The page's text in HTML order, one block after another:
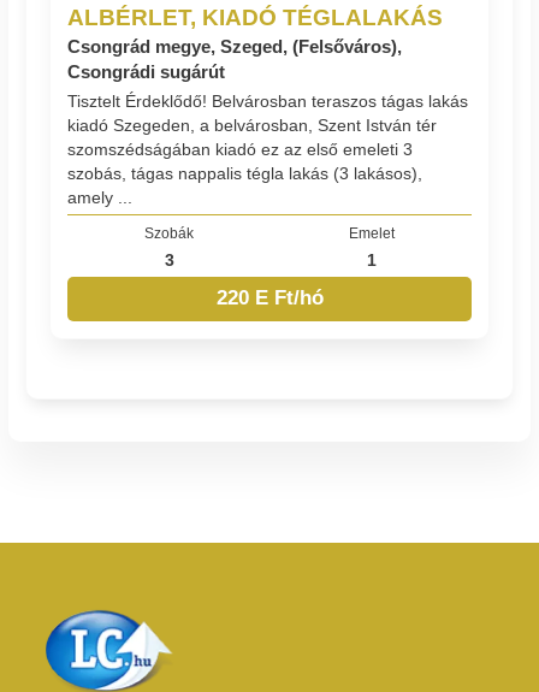
ALBÉRLET, KIADÓ TÉGLALAKÁS
Csongrád megye, Szeged, (Felsőváros),
Csongrádi sugárút
Tisztelt Érdeklődő! Belvárosban teraszos tágas lakás
kiadó Szegeden, a belvárosban, Szent István tér
szomszédságában kiadó ez az első emeleti 3
szobás, tágas nappalis tégla lakás (3 lakásos),
amely ...
Szobák
3
Emelet
1
220 E Ft/hó